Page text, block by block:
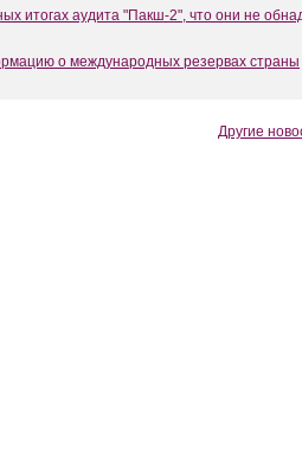
итогах аудита "Пакш-2", что они не
о международных резервах страны
Другие